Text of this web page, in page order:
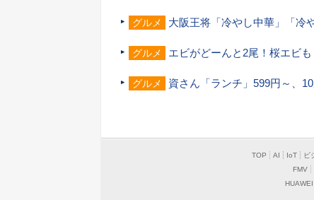
グルメ 大阪王将「冷やし中華」「冷
グルメ エビがどーんと2尾！桜エビ
グルメ 資さん「ランチ」599円～、
TOP AI IoT ビ
FMV
HUAWEI